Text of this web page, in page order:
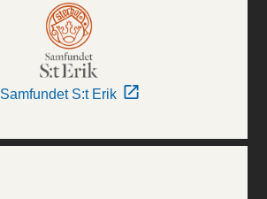
Samfundet S:t Erik